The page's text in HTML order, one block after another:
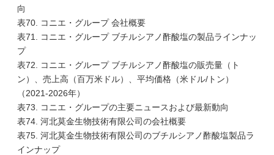
向
表70. コニエ・グループ 会社概要
表71. コニエ・グループ ブチルシアノ酢酸塩の製品ラインナッ
プ
表72. コニエ・グループ ブチルシアノ酢酸塩の販売量（ト
ン）、売上高（百万米ドル）、平均価格（米ドル/トン）
（2021-2026年）
表73. コニエ・グループの主要ニュースおよび最新動向
表74. 河北莫金生物技術有限公司の会社概要
表75. 河北莫金生物技術有限公司のブチルシアノ酢酸塩製品ラ
インナップ